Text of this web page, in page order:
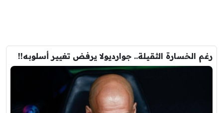
رغم الخسارة الثقيلة.. جوارديولا يرفض تغيير أسلوبه!!